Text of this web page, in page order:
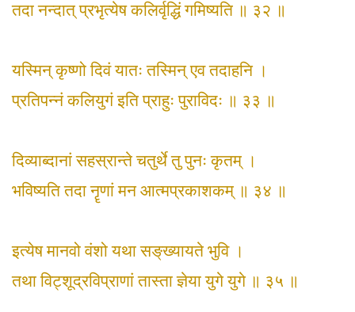
तदा नन्दात् प्रभृत्येष कलिर्वृद्धिं गमिष्यति ॥ ३२ ॥
यस्मिन् कृष्णो दिवं यातः तस्मिन् एव तदाहनि ।
प्रतिपन्नं कलियुगं इति प्राहुः पुराविदः ॥ ३३ ॥
दिव्याब्दानां सहस्रान्ते चतुर्थे तु पुनः कृतम् ।
भविष्यति तदा नॄणां मन आत्मप्रकाशकम् ॥ ३४ ॥
इत्येष मानवो वंशो यथा सङ्‌ख्यायते भुवि ।
तथा विट्शूद्रविप्राणां तास्ता ज्ञेया युगे युगे ॥ ३५ ॥